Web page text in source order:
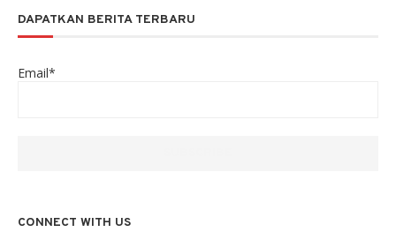
DAPATKAN BERITA TERBARU
Email*
CONNECT WITH US